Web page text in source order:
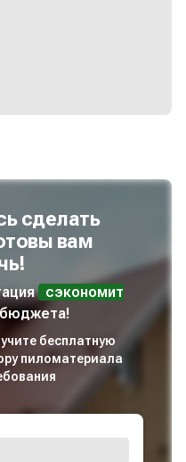
сделать
вам
сэкономит
бюджета!
бесплатную
пиломатериала